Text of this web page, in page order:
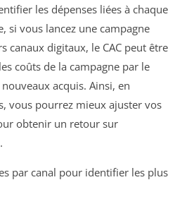
les dépenses liées à chaque
si vous lancez une campagne
canaux digitaux, le CAC peut être
coûts de la campagne par le
acquis. Ainsi, en
vous pourrez mieux ajuster vos
obtenir un retour sur
par canal pour identifier les plus